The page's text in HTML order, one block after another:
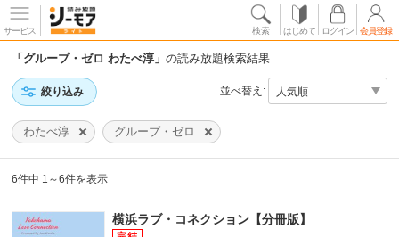
サービス 検索 はじめて ログイン 会員登録
「グループ・ゼロ わたべ淳」の読み放題検索結果
絞り込み 並べ替え:
わたべ淳 グループ・ゼロ
6件中 1～6件を表示
横浜ラブ・コネクション【分冊版】